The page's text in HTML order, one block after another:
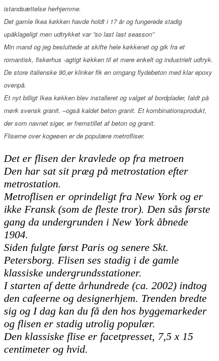
istandsættelse herhjemme.
Det gamle Ikea køkken havde holdt i 17 år og fungerede stadig
upåklageligt men udtrykket var ”so last last seasson”
Min mand og jeg besluttede at skifte hele køkkenet og gik fra et
romantisk, fiskerhus -agtigt køkken til et mere enkelt og industrielt udtryk.
De store italienske 90,er klinker fik en omgang flydebeton med klar epoxy
ovenpå.
Et nyt billigt Ikea køkken blev installeret og valget af bordplader, faldt på
mørk svensk granit. –også kaldet beton granit. Et kombinationsprodukt,
der som navnet siger, er fremstillet af beton og granit.
Fliserne over kogeøen er de populære metrofliser.
Det er flisen der kravlede op fra metroen
Den har sat sit præg på metrostation efter
metrostation.
Metroflisen er oprindeligt fra New York og er
ikke Fransk (som de fleste tror). Den sås første
gang da undergrunden i New York åbnede
1904.
Siden fulgte først Paris og senere Skt.
Petersborg. Flisen ses stadig i de gamle
klassiske undergrundsstationer.
I starten af dette århundrede (ca. 2002) indtog
den cafeerne og designerhjem. Trenden bredte
sig og I dag kan du få den hos byggemarkeder
og flisen er stadig utrolig populær.
Den klassiske flise er facetpresset, 7,5 x 15
centimeter og hvid.